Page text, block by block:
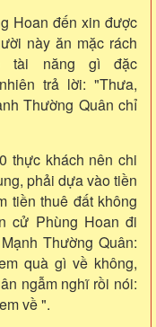
Hoan đến xin được
này ăn mặc rách
tài năng gì đặc
trả lời: "Thưa,
Thường Quân chỉ
thực khách nên chi
phải dựa vào tiền
tiền thuê đất không
cử Phùng Hoan đi
Thường Quân:
quà gì về không,
ngẫm nghĩ rồi nói:
về ".